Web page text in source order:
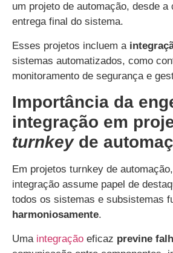
um projeto de automação, desde a
entrega final do sistema.
Esses projetos incluem a
sistemas automatizados, como
monitoramento de segurança e
Importância da
integração em
turnkeyde
Em projetos turnkey de
integração assume papel de
todos os sistemas e subsistemas
harmoniosamente.
Uma integração eficaz previne